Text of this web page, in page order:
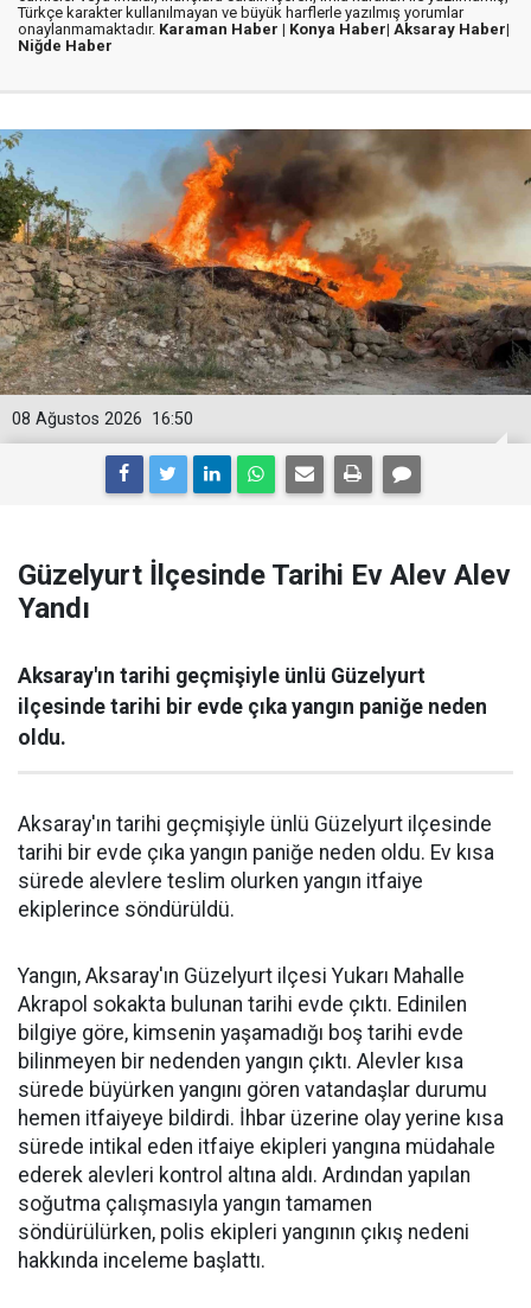
Türkçe karakter kullanılmayan ve büyük harflerle yazılmış yorumlar
onaylanmamaktadır. Karaman Haber | Konya Haber| Aksaray Haber|
Niğde Haber
16:50
08 Ağustos 2026
Güzelyurt İlçesinde Tarihi Ev Alev Alev
Yandı
Aksaray'ın tarihi geçmişiyle ünlü Güzelyurt
ilçesinde tarihi bir evde çıka yangın paniğe neden
oldu.
Aksaray'ın tarihi geçmişiyle ünlü Güzelyurt ilçesinde
tarihi bir evde çıka yangın paniğe neden oldu. Ev kısa
sürede alevlere teslim olurken yangın itfaiye
ekiplerince söndürüldü.
Yangın, Aksaray'ın Güzelyurt ilçesi Yukarı Mahalle
Akrapol sokakta bulunan tarihi evde çıktı. Edinilen
bilgiye göre, kimsenin yaşamadığı boş tarihi evde
bilinmeyen bir nedenden yangın çıktı. Alevler kısa
sürede büyürken yangını gören vatandaşlar durumu
hemen itfaiyeye bildirdi. İhbar üzerine olay yerine kısa
sürede intikal eden itfaiye ekipleri yangına müdahale
ederek alevleri kontrol altına aldı. Ardından yapılan
soğutma çalışmasıyla yangın tamamen
söndürülürken, polis ekipleri yangının çıkış nedeni
hakkında inceleme başlattı.